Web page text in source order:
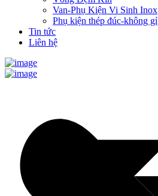
Van-Phụ Kiện Vi Sinh Inox
Phụ kiện thép đúc-không gỉ
Tin tức
Liên hệ